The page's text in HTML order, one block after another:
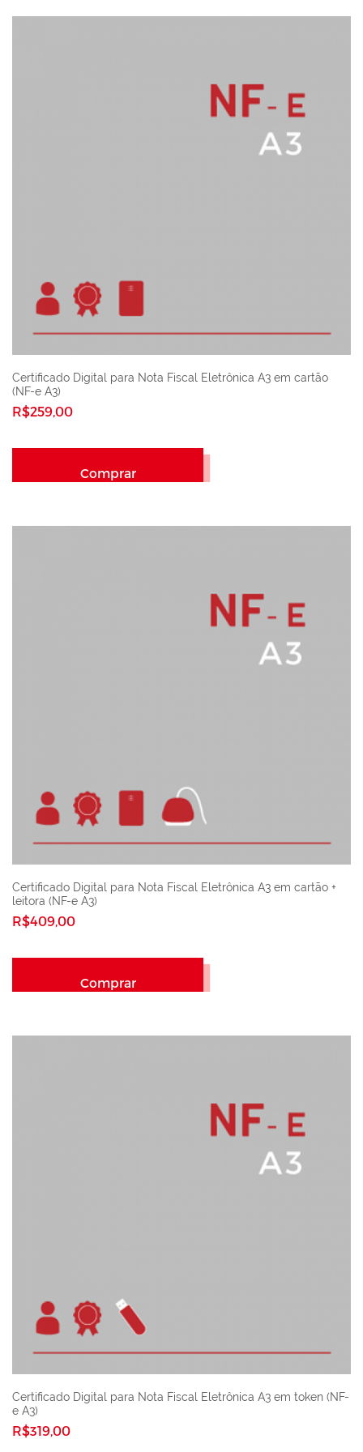
Certificado Digital para Nota Fiscal Eletrônica A3 em cartão
(NF-e A3)
R$259,00
Comprar
Certificado Digital para Nota Fiscal Eletrônica A3 em cartão +
leitora (NF-e A3)
R$409,00
Comprar
Certificado Digital para Nota Fiscal Eletrônica A3 em token (NF-
e A3)
R$319,00